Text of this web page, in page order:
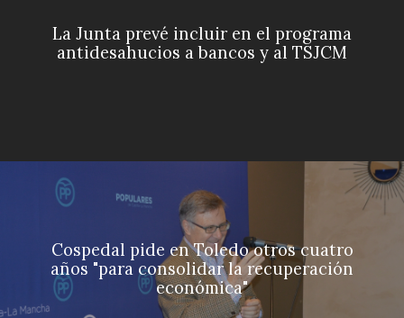
La Junta prevé incluir en el programa
antidesahucios a bancos y al TSJCM
Cospedal pide en Toledo otros cuatro
años "para consolidar la recuperación
económica"